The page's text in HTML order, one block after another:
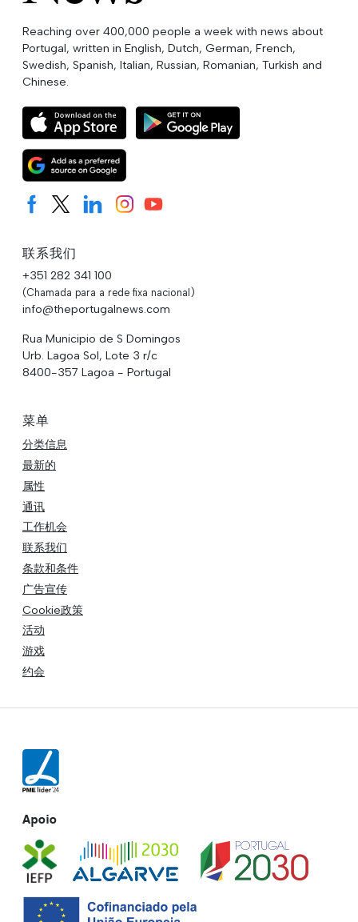
Reaching over 400,000 people a week with news about
Portugal, written in English, Dutch, German, French,
Swedish, Spanish, Italian, Russian, Romanian, Turkish and
Chinese.
联系我们
+351 282 341 100
(Chamada para a rede fixa nacional)
info@theportugalnews.com
Rua Municipio de S Domingos
Urb. Lagoa Sol, Lote 3 r/c
8400-357 Lagoa - Portugal
菜单
分类信息
最新的
属性
通讯
工作机会
联系我们
条款和条件
广告宣传
Cookie政策
活动
游戏
约会
Apoio